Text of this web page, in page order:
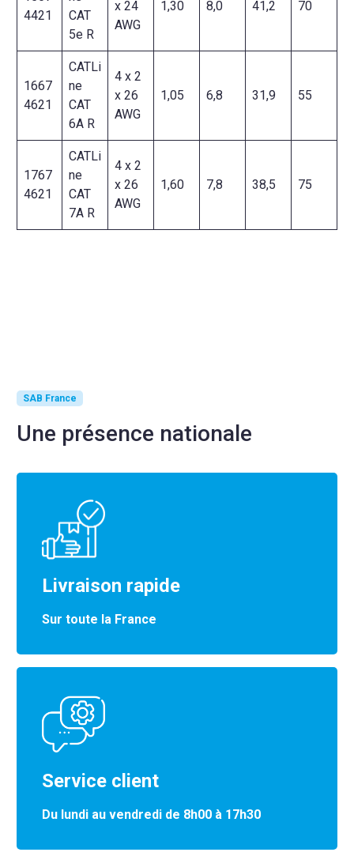
4421
CAT
5e R
x 24
AWG
1,30 8,0 41,2 70
1667
4621
CATLi
ne
CAT
6A R
4 x 2
x 26
AWG
1,05 6,8 31,9 55
1767
4621
CATLi
ne
CAT
7A R
4 x 2
x 26
AWG
1,60 7,8 38,5 75
SAB France
Une présence nationale
Livraison rapide
Sur toute la France
Service client
Du lundi au vendredi de 8h00 à 17h30